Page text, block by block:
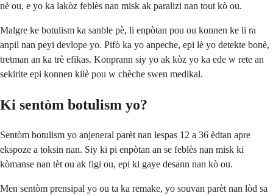
nè ou, e yo ka lakòz feblès nan misk ak paralizi nan tout kò ou.
Malgre ke botulism ka sanble pè, li enpòtan pou ou konnen ke li ra
anpil nan peyi devlope yo. Pifò ka yo anpeche, epi lè yo detekte bonè,
tretman an ka trè efikas. Konprann siy yo ak kòz yo ka ede w rete an
sekirite epi konnen kilè pou w chèche swen medikal.
Ki sentòm botulism yo?
Sentòm botulism yo anjeneral parèt nan lespas 12 a 36 èdtan apre
ekspoze a toksin nan. Siy ki pi enpòtan an se feblès nan misk ki
kòmanse nan tèt ou ak figi ou, epi ki gaye desann nan kò ou.
Men sentòm prensipal yo ou ta ka remake, yo souvan parèt nan lòd sa